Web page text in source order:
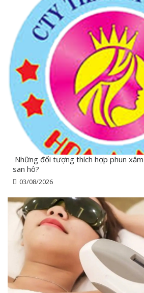
Những đối tượng thích hợp phun
san hô?
03/08/2026